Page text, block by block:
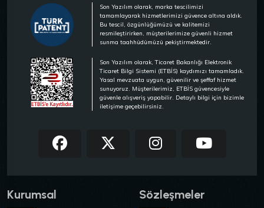
Son Yazılım olarak, marka tescilimizi
tamamlayarak hizmetlerimizi güvence altına aldık.
Bu tescil, özgünlüğümüzü ve kalitemizi
resmileştirirken, müşterilerimize güvenli hizmet
sunma taahhüdümüzü pekiştirmektedir.
Son Yazılım olarak, Ticaret Bakanlığı Elektronik
Ticaret Bilgi Sistemi (ETBİS) kaydımızı tamamladık.
Yasal mevzuata uygun, güvenilir ve şeffaf hizmet
sunuyoruz. Müşterilerimiz, ETBİS güvencesiyle
güvenle alışveriş yapabilir. Detaylı bilgi için bizimle
iletişime geçebilirsiniz.
Kurumsal Sözleşmeler